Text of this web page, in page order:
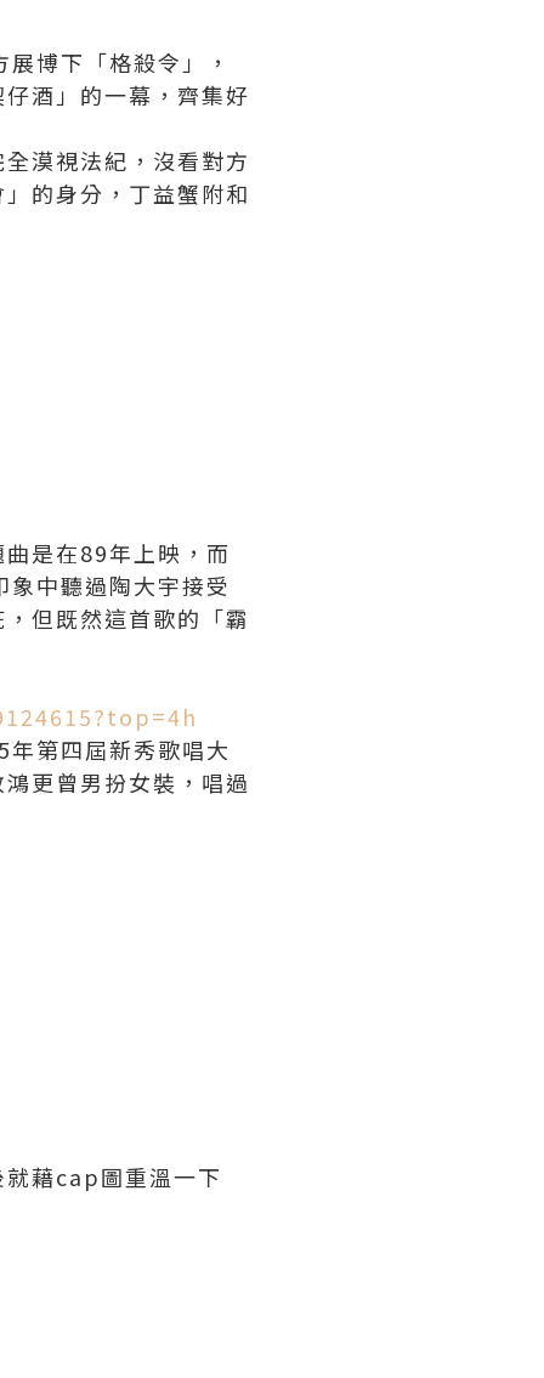
博下「格殺令」，
酒」的一幕，齊集好
漠視法紀，沒看對方
的身分，丁益蟹附和
是在89年上映，而
中聽過陶大宇接受
但既然這首歌的「霸
第四屆新秀歌唱大
更曾男扮女裝，唱過
藉cap圖重溫一下